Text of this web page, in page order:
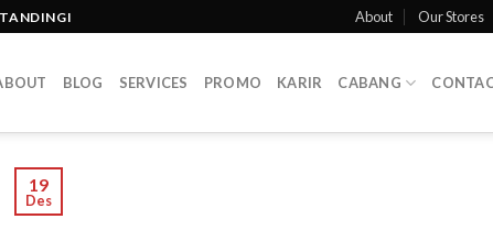
About Our Stores
BLOG SERVICES PROMO KARIR CABANG
19
Des